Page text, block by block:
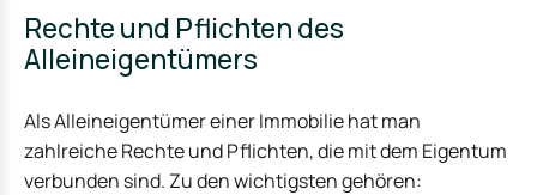
Rechte und Pflichten des
Alleineigentümers
Als Alleineigentümer einer Immobilie hat man
zahlreiche Rechte und Pflichten, die mit dem Eigentum
verbunden sind. Zu den wichtigsten gehören: